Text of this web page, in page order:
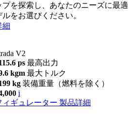
プを探索し、あなたのニーズに最適
ルをお選びください。
細
V2
ps 最高出力
kgm 最大トルク
kg 装備重量（燃料を除く）
i
ィギュレーター 製品詳細